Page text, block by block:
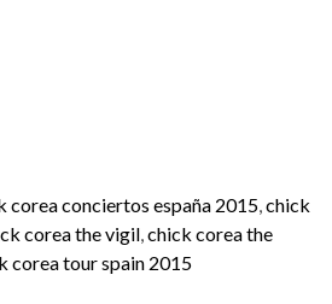
corea conciertos españa 2015, chick
corea the vigil, chick corea the
corea tour spain 2015